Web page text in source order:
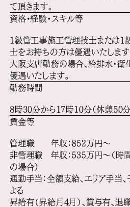
て頂きます。
資格・経験・スキル等
1級管工事施工管理技士または1
士をお持ちの方は優遇いたします
大阪支店勤務の場合、給排水・衛
優遇いたします。
勤務時間
8時30分から17時10分（休憩50分
賃金等
管理職 年収：852万円〜
非管理職 年収：535万円〜（時
の場合）
通勤手当：全額支給、エリア手当
よる
昇給有（昇給月4月）、賞与有、退